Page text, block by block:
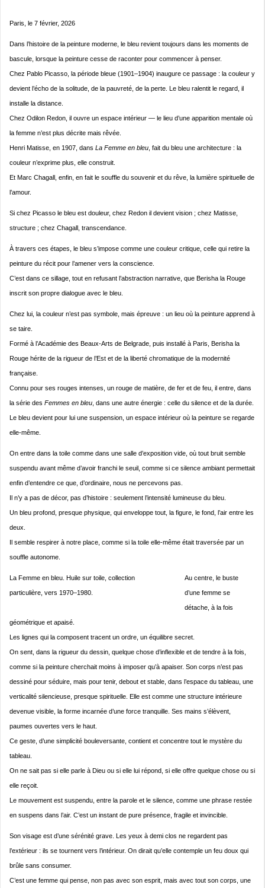
Paris, le 7 février, 2026
Dans l’histoire de la peinture moderne, le bleu revient toujours dans les moments de
bascule, lorsque la peinture cesse de raconter pour commencer à penser.
Chez Pablo Picasso, la période bleue (1901–1904) inaugure ce passage : la couleur y
devient l’écho de la solitude, de la pauvreté, de la perte. Le bleu ralentit le regard, il
installe la distance.
Chez Odilon Redon, il ouvre un espace intérieur — le lieu d’une apparition mentale où
la femme n’est plus décrite mais rêvée.
Henri Matisse, en 1907, dans La Femme en bleu , fait du bleu une architecture : la
couleur n’exprime plus, elle construit.
Et Marc Chagall, enfin, en fait le souffle du souvenir et du rêve, la lumière spirituelle de
l’amour.
Si chez Picasso le bleu est douleur, chez Redon il devient vision ; chez Matisse,
structure ; chez Chagall, transcendance.
À travers ces étapes, le bleu s’impose comme une couleur critique, celle qui retire la
peinture du récit pour l’amener vers la conscience.
C’est dans ce sillage, tout en refusant l’abstraction narrative, que Berisha la Rouge
inscrit son propre dialogue avec le bleu.
Chez lui, la couleur n’est pas symbole, mais épreuve : un lieu où la peinture apprend à
se taire.
Formé à l’Académie des Beaux-Arts de Belgrade, puis installé à Paris, Berisha la
Rouge hérite de la rigueur de l’Est et de la liberté chromatique de la modernité
française.
Connu pour ses rouges intenses, un rouge de matière, de fer et de feu, il entre, dans
la série des Femmes en bleu , dans une autre énergie : celle du silence et de la durée.
Le bleu devient pour lui une suspension, un espace intérieur où la peinture se regarde
elle-même.
On entre dans la toile comme dans une salle d’exposition vide, où tout bruit semble
suspendu avant même d’avoir franchi le seuil, comme si ce silence ambiant permettait
enfin d’entendre ce que, d’ordinaire, nous ne percevons pas.
Il n’y a pas de décor, pas d’histoire : seulement l’intensité lumineuse du bleu.
Un bleu profond, presque physique, qui enveloppe tout, la figure, le fond, l’air entre les
deux.
Il semble respirer à notre place, comme si la toile elle-même était traversée par un
souffle autonome.
La Femme en bleu. Huile sur toile, collection
particulière, vers 1970–1980.
Au centre, le buste
d’une femme se
détache, à la fois
géométrique et apaisé.
Les lignes qui la composent tracent un ordre, un équilibre secret.
On sent, dans la rigueur du dessin, quelque chose d’inflexible et de tendre à la fois,
comme si la peinture cherchait moins à imposer qu’à apaiser. Son corps n’est pas
dessiné pour séduire, mais pour tenir, debout et stable, dans l’espace du tableau, une
verticalité silencieuse, presque spirituelle. Elle est comme une structure intérieure
devenue visible, la forme incarnée d’une force tranquille. Ses mains s’élèvent,
paumes ouvertes vers le haut.
Ce geste, d’une simplicité bouleversante, contient et concentre tout le mystère du
tableau.
On ne sait pas si elle parle à Dieu ou si elle lui répond, si elle offre quelque chose ou si
elle reçoit.
Le mouvement est suspendu, entre la parole et le silence, comme une phrase restée
en suspens dans l’air. C’est un instant de pure présence, fragile et invincible.
Son visage est d’une sérénité grave. Les yeux à demi clos ne regardent pas
l’extérieur : ils se tournent vers l’intérieur. On dirait qu’elle contemple un feu doux qui
brûle sans consumer.
C’est une femme qui pense, non pas avec son esprit, mais avec tout son corps, une